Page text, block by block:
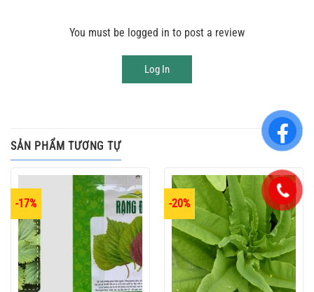
You must be logged in to post a review
Log In
SẢN PHẨM TƯƠNG TỰ
-17% -20%